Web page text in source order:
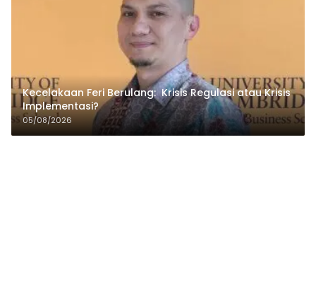
Kecelakaan Feri Berulang: Krisis Regulasi atau Krisis
Implementasi?
05/08/2026